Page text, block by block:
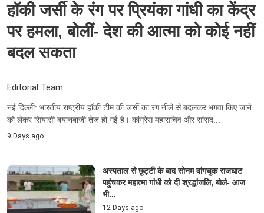
हॉकी जर्सी के रंग पर प्रियंका गांधी का केंद्र
पर हमला, बोलीं- देश की आत्मा को कोई नहीं
बदल सकता
Editorial Team
नई दिल्ली: भारतीय राष्ट्रीय हॉकी टीम की जर्सी का रंग नीले से बदलकर भगवा किए जाने
को लेकर सियासी बयानबाजी तेज हो गई है। कांग्रेस महासचिव और सांसद...
9 Days ago
अस्पताल से छुट्टी के बाद सोनम वांगचुक राजघाट
पहुंचकर महात्मा गांधी को दी श्रद्धांजलि, बोले- आज
भी...
12 Days ago